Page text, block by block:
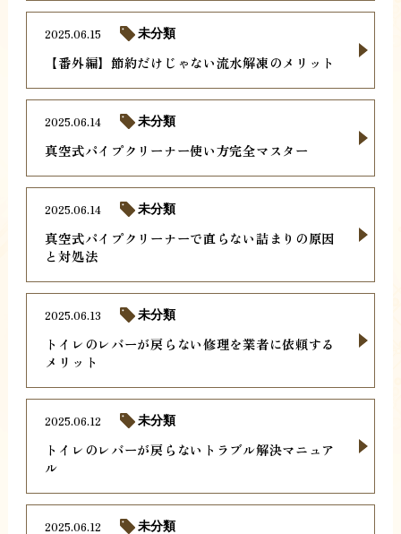
【番外編】節約だけじゃない流水解凍のメリット
2025.06.15 未分類
真空式パイプクリーナー使い方完全マスター
2025.06.14 未分類
真空式パイプクリーナーで直らない詰まりの原因
と対処法
2025.06.14 未分類
トイレのレバーが戻らない修理を業者に依頼する
メリット
2025.06.13 未分類
トイレのレバーが戻らないトラブル解決マニュア
ル
2025.06.12 未分類
2025.06.12 未分類